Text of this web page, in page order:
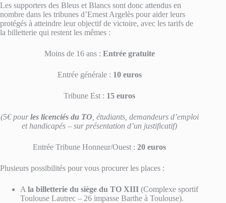
Les supporters des Bleus et Blancs sont donc attendus en
nombre dans les tribunes d’Ernest Argelès pour aider leurs
protégés à atteindre leur objectif de victoire, avec les tarifs de
la billetterie qui restent les mêmes :
Moins de 16 ans : Entrée gratuite
Entrée générale : 10 euros
Tribune Est : 15 euros
(5€ pourles licenciés du TO , étudiants, demandeurs d’emploi
et handicapés – sur présentation d’un justificatif)
Entrée Tribune Honneur/Ouest :20 euros
Plusieurs possibilités pour vous procurer les places :
A la billetterie du siège du TO XIII (Complexe sportif
Toulouse Lautrec – 26 impasse Barthe à Toulouse).